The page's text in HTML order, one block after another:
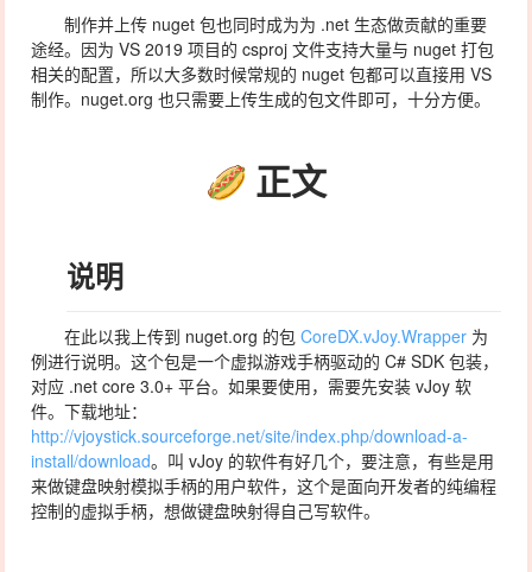
制作并上传 nuget 包也同时成为为 .net 生态做贡献的重要
途经。因为 VS 2019 项目的 csproj 文件支持大量与 nuget 打包
相关的配置，所以大多数时候常规的 nuget 包都可以直接用 VS
制作。nuget.org 也只需要上传生成的包文件即可，十分方便。
正文
说明
在此以我上传到 nuget.org 的包CoreDX.vJoy.Wrapper 为
例进行说明。这个包是一个虚拟游戏手柄驱动的 C# SDK 包装，
对应 .net core 3.0+ 平台。如果要使用，需要先安装 vJoy 软
件。下载地址：
http://vjoystick.sourceforge.net/site/index.php/download-a-
install/download。叫 vJoy 的软件有好几个，要注意，有些是用
来做键盘映射模拟手柄的用户软件，这个是面向开发者的纯编程
控制的虚拟手柄，想做键盘映射得自己写软件。